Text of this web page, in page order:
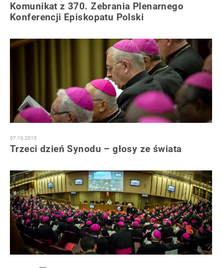
Komunikat z 370. Zebrania Plenarnego
Konferencji Episkopatu Polski
07.10.2015
Trzeci dzień Synodu – głosy ze świata